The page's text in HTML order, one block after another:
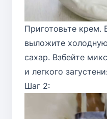
Приготовьте крем.
выложите
сахар. Взбейте
и легкого
Шаг 2: